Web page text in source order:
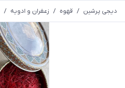
دیجی پرشین / قهوه / زعفران و ادویه /